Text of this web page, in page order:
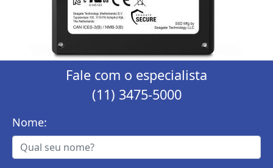
Fale com o especialista
(11) 3475-5000
Nome: